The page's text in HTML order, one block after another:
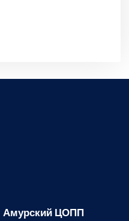
Амурский ЦОПП